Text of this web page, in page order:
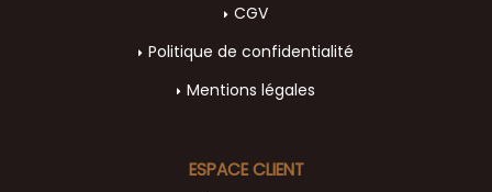
CGV
Politique de confidentialité
Mentions légales
ESPACE CLIENT